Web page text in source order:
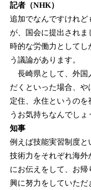
記者（NHK）
追加でなんですけれど
が、国会に提出され
時的な労働力として
う議論があります。
長崎県として、外国
だくといった場合、や
定住、永住というの
うお気持ちなんでしょ
知事
例えば技能実習制度
技術力をそれぞれ海外
にお伝えをして、お
興に努力をしていた